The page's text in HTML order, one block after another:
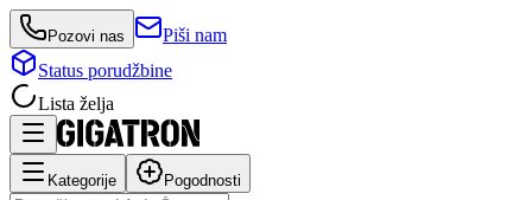
Pozovi nas
Piši nam
Status porudžbine
Lista želja
Kategorije Pogodnosti